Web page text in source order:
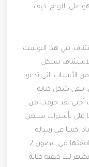
على الارجح: كيف
في هذا البوست
بشكل
الأسباب التي تدعو
يبقى شكل كتابة
أختي لقد حرمت من
على تأشيرات شنغن
كتبنا في رسالة
الاستئناف. حتى حصلت أختي على موافقتها في غضون 2
لك كيفية كتابة